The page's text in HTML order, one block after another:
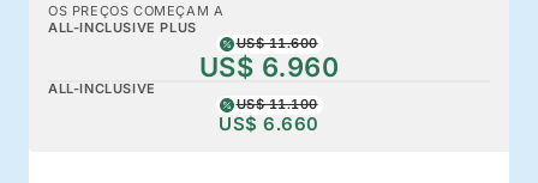
OS PREÇOS COMEÇAM A
ALL-INCLUSIVE PLUS
US$ 11.600
US$ 6.960
ALL-INCLUSIVE
US$ 11.100
US$ 6.660